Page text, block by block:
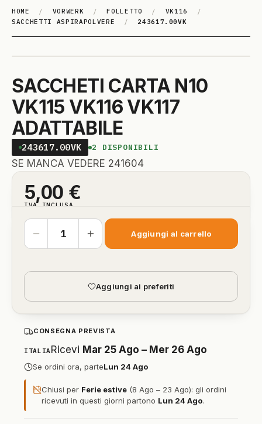
HOME / VORWERK / FOLLETTO / VK116
/
SACCHETTI ASPIRAPOLVERE
/ 243617.00VK
SACCHETI CARTA N10
VK115 VK116 VK117
ADATTABILE
243617.00VK 2 DISPONIBILI
SE MANCA VEDERE 241604
5,00 €
IVA INCLUSA
Aggiungi al carrello
Aggiungi ai preferiti
CONSEGNA PREVISTA
ITALIA Ricevi Mar 25 Ago – Mer 26 Ago
Se ordini ora, parteLun 24 Ago
Chiusi per Ferie estive (8 Ago – 23 Ago): gli ordini
ricevuti in questi giorni partono Lun 24 Ago.